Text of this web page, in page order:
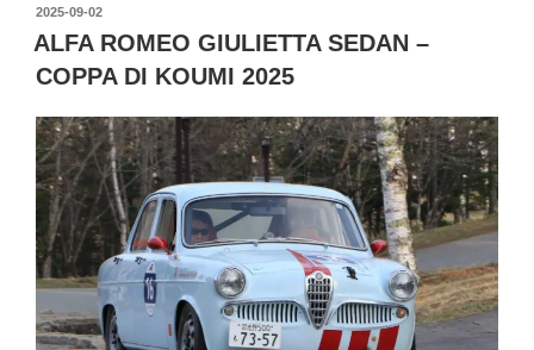
投
稿
日:
2025-09-02
ALFA ROMEO GIULIETTA SEDAN –
COPPA DI KOUMI 2025